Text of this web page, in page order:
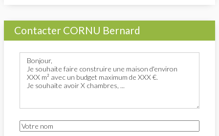
Contacter CORNU Bernard